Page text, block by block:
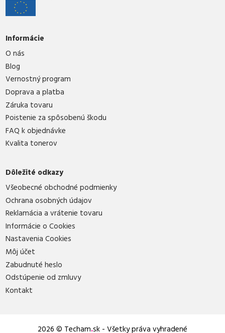
Informácie
O nás
Blog
Vernostný program
Doprava a platba
Záruka tovaru
Poistenie za spôsobenú škodu
FAQ k objednávke
Kvalita tonerov
Dôležité odkazy
Všeobecné obchodné podmienky
Ochrana osobných údajov
Reklamácia a vrátenie tovaru
Informácie o Cookies
Nastavenia Cookies
Môj účet
Zabudnuté heslo
Odstúpenie od zmluvy
Kontakt
2026 © Techam.sk - Všetky práva vyhradené